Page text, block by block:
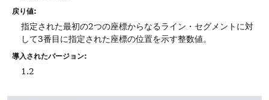
戻り値:
指定された最初の2つの座標からなるライン・セグメントに対
して3番目に指定された座標の位置を示す整数値。
導入されたバージョン:
1.2